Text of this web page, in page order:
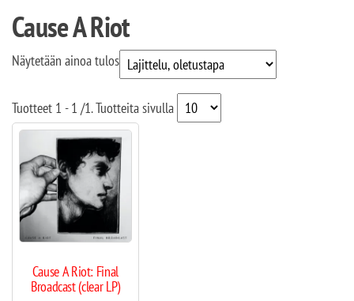
Cause A Riot
Näytetään ainoa tulos
Tuotteet 1 - 1 /1. Tuotteita sivulla
Cause A Riot: Final
Broadcast (clear LP)